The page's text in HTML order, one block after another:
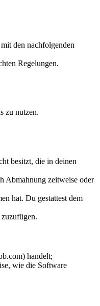
den nachfolgenden
Regelungen.
zu nutzen.
besitzt, die in deinen
Abmahnung zeitweise oder
hat. Du gestattest dem
handelt;
wie die Software